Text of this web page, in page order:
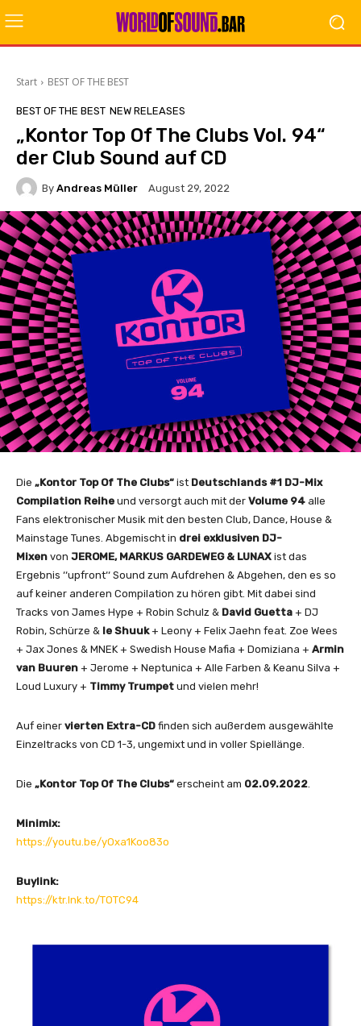
Start BEST OF THE BEST
BEST OF THE BEST NEW RELEASES
„Kontor Top Of The Clubs Vol. 94“
der Club Sound auf CD
By Andreas Müller August 29, 2022
Die „Kontor Top Of The Clubs“ ist Deutschlands #1 DJ-Mix
Compilation Reihe und versorgt auch mit der Volume 94 alle
Fans elektronischer Musik mit den besten Club, Dance, House &
Mainstage Tunes. Abgemischt in drei exklusiven DJ-
Mixen von JEROME, MARKUS GARDEWEG & LUNAX ist das
Ergebnis ‘‘upfront‘‘ Sound zum Aufdrehen & Abgehen, den es so
auf keiner anderen Compilation zu hören gibt. Mit dabei sind
Tracks von James Hype + Robin Schulz & David Guetta + DJ
Robin, Schürze & le Shuuk+ Leony + Felix Jaehn feat. Zoe Wees
+ Jax Jones & MNEK + Swedish House Mafia + Domiziana + Armin
van Buuren + Jerome + Neptunica + Alle Farben & Keanu Silva +
Loud Luxury + Timmy Trumpet und vielen mehr!
Auf einer vierten Extra-CD finden sich außerdem ausgewählte
Einzeltracks von CD 1-3, ungemixt und in voller Spiellänge.
Die „Kontor Top Of The Clubs“ erscheint am 02.09.2022
Minimix:
https://youtu.be/yOxa1Koo83o
Buylink:
https://ktr.lnk.to/TOTC94